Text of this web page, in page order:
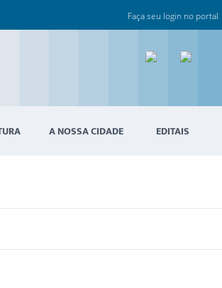
Faça seu login no portal
A NOSSA CIDADE EDITAIS